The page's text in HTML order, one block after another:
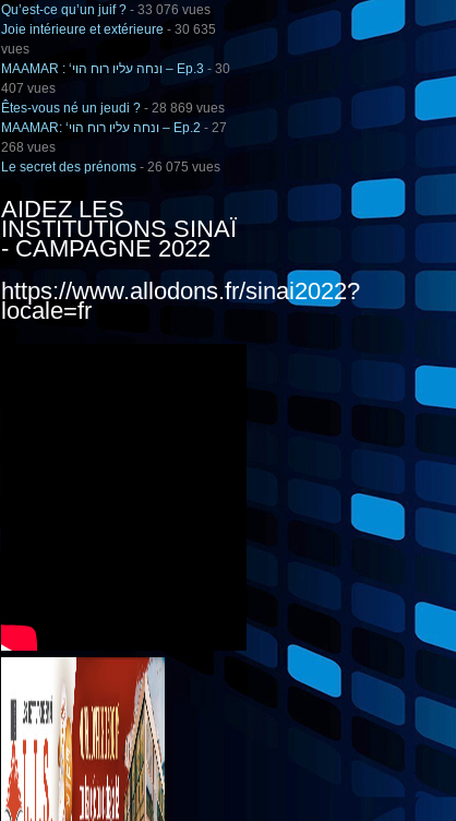
Qu’est-ce qu’un juif ? - 33 076 vues
Joie intérieure et extérieure - 30 635
vues
MAAMAR : ‘ונחה עליו רוח הוי – Ep.3 - 30
407 vues
Êtes-vous né un jeudi ? - 28 869 vues
MAAMAR: ‘ונחה עליו רוח הוי – Ep.2 - 27
268 vues
Le secret des prénoms - 26 075 vues
AIDEZ LES
INSTITUTIONS SINAÏ
- CAMPAGNE 2022
https://www.allodons.fr/sinai2022?
locale=fr